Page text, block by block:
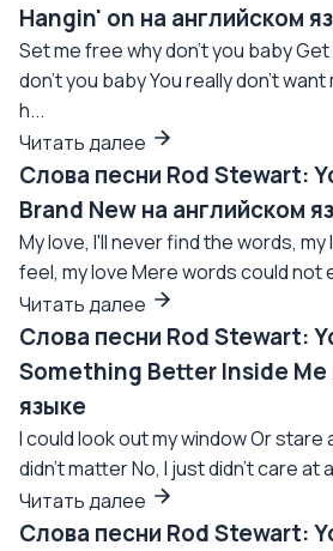
Hangin' on на английском
Set me free why don't you baby
don't you baby You really don't
h...
Читать далее
Слова песни Rod Stewart:
Brand New на английском
My love, I'll never find the words, my
feel, my love Mere words could not
Читать далее
Слова песни Rod Stewart:
Something Better Inside Me
языке
I could look out my window Or stare
didn't matter No, I just didn't care at
Читать далее
Слова песни Rod Stewart: